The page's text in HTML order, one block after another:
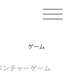
t
o
ゲーム
ンチャーゲーム